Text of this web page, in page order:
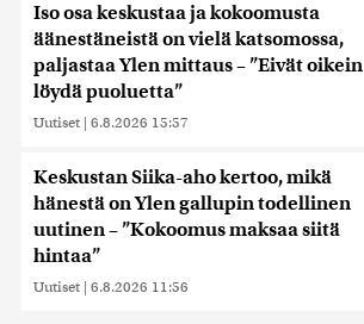
Iso osa keskustaa ja kokoomusta
äänestäneistä on vielä katsomossa,
paljastaa Ylen mittaus – ”Eivät oikein
löydä puoluetta”
Uutiset | 6.8.2026 15:57
Keskustan Siika-aho kertoo, mikä
hänestä on Ylen gallupin todellinen
uutinen – ”Kokoomus maksaa siitä
hintaa”
Uutiset | 6.8.2026 11:56